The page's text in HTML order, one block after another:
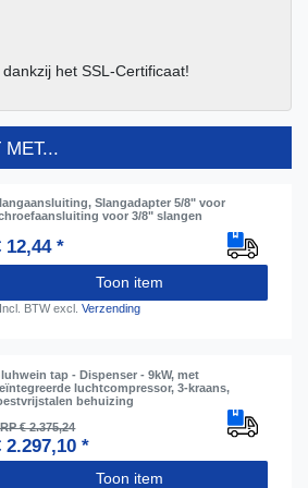
het SSL-Certificaat!
MET...
Slangadapter 5/8" voor
voor 3/8" slangen
12,44 *
Toon item
Incl. BTWexcl.Verzending
tap - Dispenser - 9kW, met
luchtcompressor, 3-kraans,
behuizing
€ 2.375,24
2.297,10 *
Toon item